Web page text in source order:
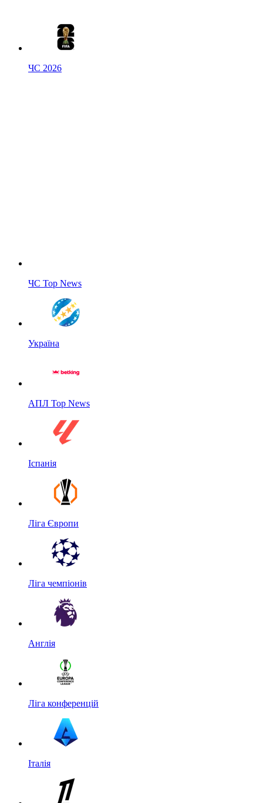
ЧС 2026
ЧС Top News
Україна
АПЛ Top News
Іспанія
Ліга Європи
Ліга чемпіонів
Англія
Ліга конференцій
Італія